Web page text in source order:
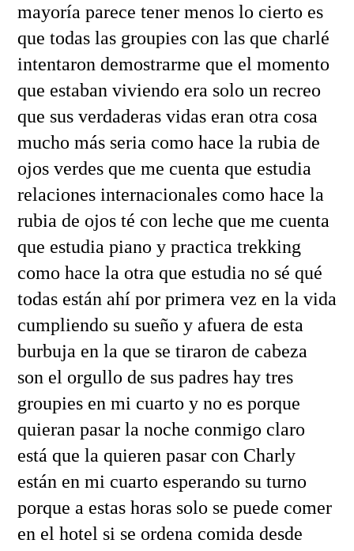
mayoría parece tener menos lo cierto es
que todas las groupies con las que charlé
intentaron demostrarme que el momento
que estaban viviendo era solo un recreo
que sus verdaderas vidas eran otra cosa
mucho más seria como hace la rubia de
ojos verdes que me cuenta que estudia
relaciones internacionales como hace la
rubia de ojos té con leche que me cuenta
que estudia piano y practica trekking
como hace la otra que estudia no sé qué
todas están ahí por primera vez en la vida
cumpliendo su sueño y afuera de esta
burbuja en la que se tiraron de cabeza
son el orgullo de sus padres hay tres
groupies en mi cuarto y no es porque
quieran pasar la noche conmigo claro
está que la quieren pasar con Charly
están en mi cuarto esperando su turno
porque a estas horas solo se puede comer
en el hotel si se ordena comida desde